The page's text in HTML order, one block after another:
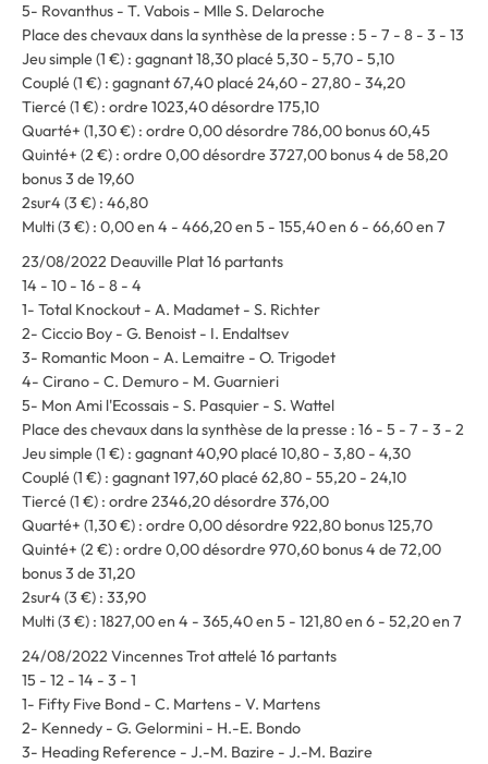
5- Rovanthus - T. Vabois - Mlle S. Delaroche
Place des chevaux dans la synthèse de la presse : 5 - 7 - 8 - 3 - 13
Jeu simple (1 €) : gagnant 18,30 placé 5,30 - 5,70 - 5,10
Couplé (1 €) : gagnant 67,40 placé 24,60 - 27,80 - 34,20
Tiercé (1 €) : ordre 1023,40 désordre 175,10
Quarté+ (1,30 €) : ordre 0,00 désordre 786,00 bonus 60,45
Quinté+ (2 €) : ordre 0,00 désordre 3727,00 bonus 4 de 58,20
bonus 3 de 19,60
2sur4 (3 €) : 46,80
Multi (3 €) : 0,00 en 4 - 466,20 en 5 - 155,40 en 6 - 66,60 en 7
23/08/2022 Deauville Plat 16 partants
14 - 10 - 16 - 8 - 4
1- Total Knockout - A. Madamet - S. Richter
2- Ciccio Boy - G. Benoist - I. Endaltsev
3- Romantic Moon - A. Lemaitre - O. Trigodet
4- Cirano - C. Demuro - M. Guarnieri
5- Mon Ami l'Ecossais - S. Pasquier - S. Wattel
Place des chevaux dans la synthèse de la presse : 16 - 5 - 7 - 3 - 2
Jeu simple (1 €) : gagnant 40,90 placé 10,80 - 3,80 - 4,30
Couplé (1 €) : gagnant 197,60 placé 62,80 - 55,20 - 24,10
Tiercé (1 €) : ordre 2346,20 désordre 376,00
Quarté+ (1,30 €) : ordre 0,00 désordre 922,80 bonus 125,70
Quinté+ (2 €) : ordre 0,00 désordre 970,60 bonus 4 de 72,00
bonus 3 de 31,20
2sur4 (3 €) : 33,90
Multi (3 €) : 1827,00 en 4 - 365,40 en 5 - 121,80 en 6 - 52,20 en 7
24/08/2022 Vincennes Trot attelé 16 partants
15 - 12 - 14 - 3 - 1
1- Fifty Five Bond - C. Martens - V. Martens
2- Kennedy - G. Gelormini - H.-E. Bondo
3- Heading Reference - J.-M. Bazire - J.-M. Bazire